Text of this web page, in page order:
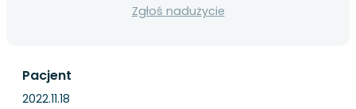
Zgłoś nadużycie
Pacjent
2022.11.18